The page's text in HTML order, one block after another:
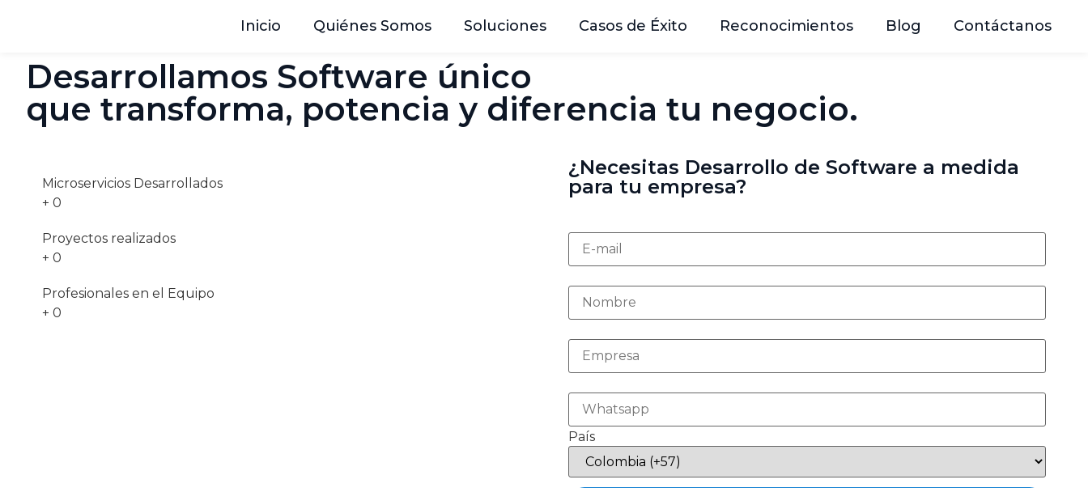
Inicio Quiénes Somos Soluciones Casos de Éxito Reconocimientos Blog Contáctanos
Desarrollamos Software único
que transforma, potencia y diferencia tu negocio.
Microservicios Desarrollados
+ 0
Proyectos realizados
+ 0
Profesionales en el Equipo
+ 0
¿Necesitas Desarrollo de Software a medida
para tu empresa?
País